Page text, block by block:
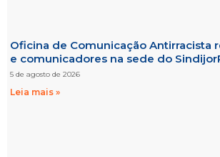
Oficina de Comunicação Antirracista
e comunicadores na sede do
5 de agosto de 2026
Leia mais »